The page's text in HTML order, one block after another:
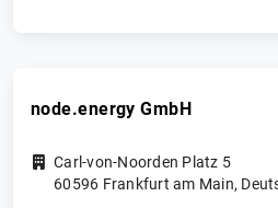
node.energy GmbH
Carl-von-Noorden Platz 5
60596 Frankfurt am Main,